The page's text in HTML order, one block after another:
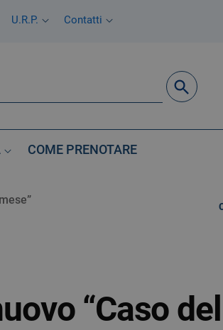
U.R.P. Contatti
COME PRENOTARE
“Caso